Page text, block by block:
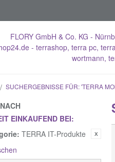
/ SUCHERGEBNISSE FÜR: 'TERRA
EINKAUFEND BEI:
TERRA IT-Produkte